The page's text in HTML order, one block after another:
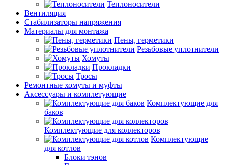
Теплоносители
Вентиляция
Стабилизаторы напряжения
Материалы для монтажа
Пены, герметики
Резьбовые уплотнители
Хомуты
Прокладки
Тросы
Ремонтные хомуты и муфты
Аксессуары и комплетующие
Комплектующие для
баков
Комплектующие для коллекторов
Комплектующие
для котлов
Блоки тэнов